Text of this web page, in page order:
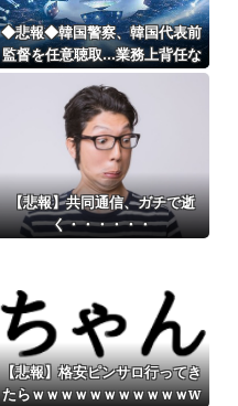
◆悲報◆韓国警察、韓国代表前
監督を任意聴取…業務上背任な
どの容疑
【悲報】共同通信、ガチで逝
く・・・・・・
【悲報】格安ピンサロ行ってき
たらｗｗｗｗｗｗｗｗｗｗｗw